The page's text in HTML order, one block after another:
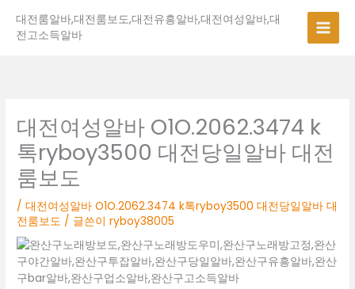
대전룸알바,대전룸보도,대전유흥알바,대전여성알바,대
전고소득알바
대전여성알바 O1O.2062.3474 k
톡ryboy3500 대전당일알바 대전
룸보도
/대전여성알바 O1O.2062.3474 k톡ryboy3500 대전당일알바 대
전룸보도 / 글쓴이ryboy38005